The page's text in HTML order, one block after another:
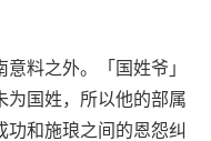
料之外。「国姓爷」
为国姓，所以他的部属
和施琅之间的恩怨纠